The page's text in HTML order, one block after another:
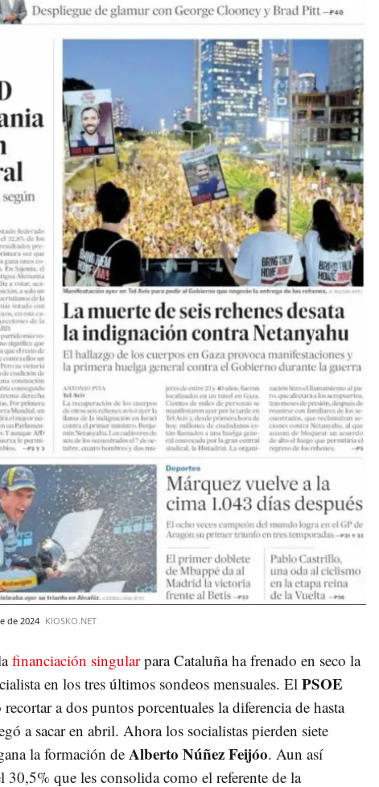
de 2024 KIOSKO.NET
financiación singularpara Cataluña ha frenado en seco la
en los tres últimos sondeos mensuales. El PSOE
a dos puntos porcentuales la diferencia de hasta
a sacar en abril. Ahora los socialistas pierden siete
la formación de Alberto Núñez Feijóo. Aun así
30,5% que les consolida como el referente de la